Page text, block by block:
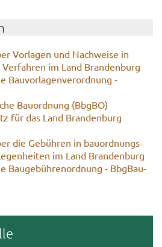
Vor­la­gen und Nach­wei­se in
im Land Bran­den­burg
Bau­vor­la­gen­ver­ord­nung -
Bau­ord­nung (BbgBO)
für das Land Bran­den­burg
die Ge­büh­ren in bau­ord­nungs­
im Land Bran­den­burg
Bau­ge­büh­ren­ord­nung - BbgBau­